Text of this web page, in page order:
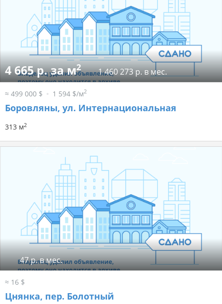
4 665 р. за м2 1 460 273 р. в мес.
≈ 499 000 $ 1 594 $/м2
Боровляны, ул. Интернациональная
313 м2
47 р. в мес.
≈ 16 $
Цнянка, пер. Болотный